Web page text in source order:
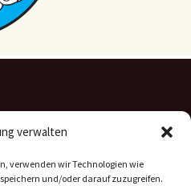
verwalten
verwenden wir Technologien wie
und/oder darauf zuzugreifen.